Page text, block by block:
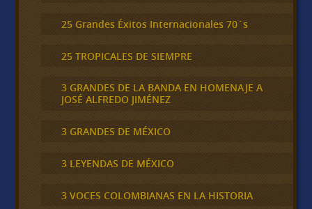
25 Grandes Éxitos Internacionales 70´s
25 TROPICALES DE SIEMPRE
3 GRANDES DE LA BANDA EN HOMENAJE A
JOSÉ ALFREDO JIMÉNEZ
3 GRANDES DE MÉXICO
3 LEYENDAS DE MÉXICO
3 VOCES COLOMBIANAS EN LA HISTORIA